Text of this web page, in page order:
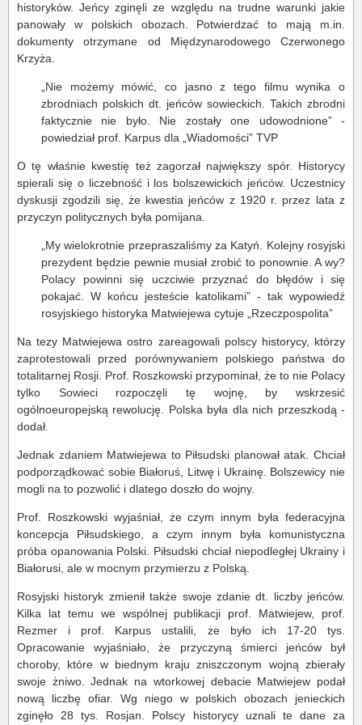
historyków. Jeńcy zginęli ze względu na trudne warunki jakie
panowały w polskich obozach. Potwierdzać to mają m.in.
dokumenty otrzymane od Międzynarodowego Czerwonego
Krzyża.
„Nie możemy mówić, co jasno z tego filmu wynika o
zbrodniach polskich dt. jeńców sowieckich. Takich zbrodni
faktycznie nie było. Nie zostały one udowodnione” -
powiedział prof. Karpus dla „Wiadomości” TVP
O tę właśnie kwestię też zagorzał największy spór. Historycy
spierali się o liczebność i los bolszewickich jeńców. Uczestnicy
dyskusji zgodzili się, że kwestia jeńców z 1920 r. przez lata z
przyczyn politycznych była pomijana.
„My wielokrotnie przepraszaliśmy za Katyń. Kolejny rosyjski
prezydent będzie pewnie musiał zrobić to ponownie. A wy?
Polacy powinni się uczciwie przyznać do błędów i się
pokajać. W końcu jesteście katolikami” - tak wypowiedź
rosyjskiego historyka Matwiejewa cytuje „Rzeczpospolita”
Na tezy Matwiejewa ostro zareagowali polscy historycy, którzy
zaprotestowali przed porównywaniem polskiego państwa do
totalitarnej Rosji. Prof. Roszkowski przypominał, że to nie Polacy
tylko Sowieci rozpoczęli tę wojnę, by wskrzesić
ogólnoeuropejską rewolucję. Polska była dla nich przeszkodą -
dodał.
Jednak zdaniem Matwiejewa to Piłsudski planował atak. Chciał
podporządkować sobie Białoruś, Litwę i Ukrainę. Bolszewicy nie
mogli na to pozwolić i dlatego doszło do wojny.
Prof. Roszkowski wyjaśniał, że czym innym była federacyjna
koncepcja Piłsudskiego, a czym innym była komunistyczna
próba opanowania Polski. Piłsudski chciał niepodległej Ukrainy i
Białorusi, ale w mocnym przymierzu z Polską.
Rosyjski historyk zmienił także swoje zdanie dt. liczby jeńców.
Kilka lat temu we wspólnej publikacji prof. Matwiejew, prof.
Rezmer i prof. Karpus ustalili, że było ich 17-20 tys.
Opracowanie wyjaśniało, że przyczyną śmierci jeńców był
choroby, które w biednym kraju zniszczonym wojną zbierały
swoje żniwo. Jednak na wtorkowej debacie Matwiejew podał
nową liczbę ofiar. Wg niego w polskich obozach jenieckich
zginęło 28 tys. Rosjan. Polscy historycy uznali te dane za